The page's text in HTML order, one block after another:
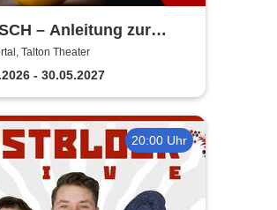
– Anleitung zur
... einer
| Talton Theater
Talton Theater
- 30.05.2027
20:00 Uhr